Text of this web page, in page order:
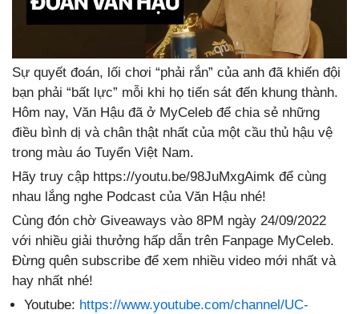
Sự quyết đoán, lối chơi “phải rắn” của anh đã khiến đội
bạn phải “bất lực” mỗi khi họ tiến sát đến khung thành.
Hôm nay, Văn Hậu đã ở MyCeleb để chia sẻ những
điều bình dị và chân thật nhất của một cầu thủ hậu vệ
trong màu áo Tuyển Việt Nam.
Hãy truy cập https://youtu.be/98JuMxgAimk để cùng
nhau lắng nghe Podcast của Văn Hậu nhé!
Cùng đón chờ Giveaways vào 8PM ngày 24/09/2022
với nhiều giải thưởng hấp dẫn trên Fanpage MyCeleb.
Đừng quên subscribe để xem nhiều video mới nhất và
hay nhất nhé!
Youtube: https://www.youtube.com/channel/UC-